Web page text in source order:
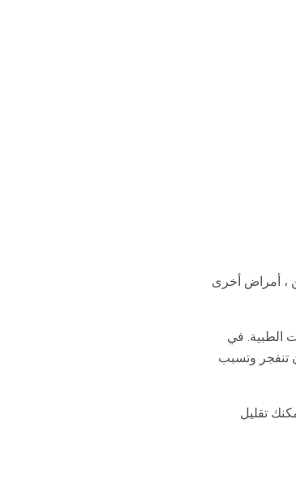
، أمراض أخرى
الطبية. في
تنفجر وتسبب
تقليل